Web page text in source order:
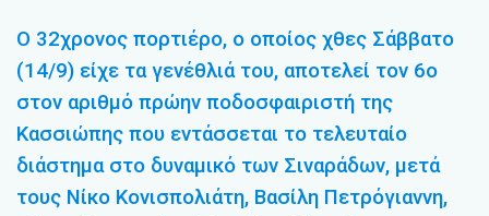
Ο 32χρονος πορτιέρο, ο οποίος χθες Σάββατο
(14/9) είχε τα γενέθλιά του, αποτελεί τον 6ο
στον αριθμό πρώην ποδοσφαιριστή της
Κασσιώπης που εντάσσεται το τελευταίο
διάστημα στο δυναμικό των Σιναράδων, μετά
τους Νίκο Κονισπολιάτη, Βασίλη Πετρόγιαννη,